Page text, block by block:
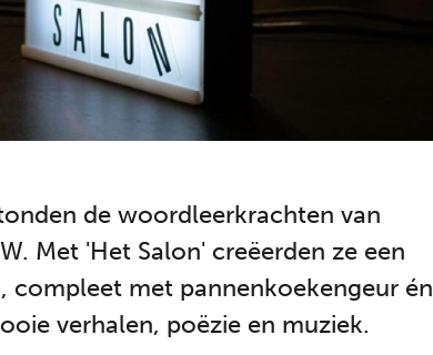
de woordleerkrachten van
Met 'Het Salon' creëerden ze een
compleet met pannenkoekengeur én
verhalen, poëzie en muziek.